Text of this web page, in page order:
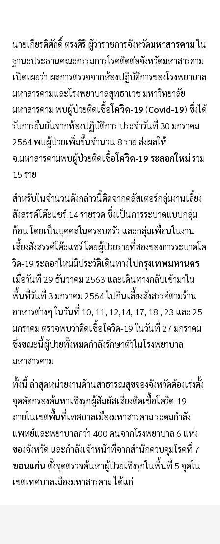
นายเกียรติศักดิ์ ตรงศิริ ผู้ว่าราชการจังหวัดมหาสารคามใน
ฐานะประธานคณะกรรมการโรคติดต่อจังหวัดมหาสารคาม
เปิดเผยว่า ผลการตรวจจากห้องปฏิบัติการของโรงพยาบาล
มหาสารคามและโรงพยาบาลสุทธาเวช มหาวิทยาลัย
มหาสารคาม พบผู้ป่วยติดเชื้อโควิด-19 (Covid-19) ซึ่งได้
รับการยืนยันจากห้องปฏิบัติการ ประจำวันที่ 30 มกราคม
2564 พบผู้ป่วยเพิ่มขึ้นจำนวน 8 ราย ส่งผลให้
จ.มหาสารคามพบผู้ป่วยติดเชื้อโควิด-19 ระลอกใหม่ รวม
15 ราย
สำหรับในจำนวนดังกล่าวนี้ติดจากคลัสเตอร์กลุ่มงานเลี้ยง
สังสรรค์โต๊ะแชร์ 14 รายรวด ซึ่งเป็นการระบาดแบบกลุ่ม
ก้อน โดยเป็นบุคคลในครอบครัว และกลุ่มเพื่อนในงาน
เลี้ยงสังสรรค์โต๊ะแชร์ โดยผู้ป่วยรายที่สองของการระบาดโค
วิด-19 ระลอกใหม่มีประวัติเดินทางไปกรุงเทพมหานคร
เมื่อวันที่ 29 ธันวาคม 2563 และเดินทางกลับเข้ามาใน
พื้นที่วันที่ 3 มกราคม 2564 ไปกินเลี้ยงสังสรรค์ตามร้าน
อาหารต่างๆ ในวันที่ 10, 11, 12,14, 17, 18 , 23 และ 25
มกราคม ตรวจพบว่าติดเชื้อโควิด-19 ในวันที่ 27 มกราคม
ซึ่งขณะนี้ผู้ป่วยทั้งหมดกำลังรักษาตัวในโรงพยาบาล
มหาสารคาม
ทั้งนี้ ล่าสุดหน่วยงานด้านสาธารณสุขของจังหวัดต้องเร่งตั้ง
จุดคัดกรองค้นหาเชิงรุกผู้สัมผัสเสี่ยงติดเชื้อโควิด-19
ภายในเขตพื้นที่เทศบาลเมืองมหาสารคาม ระดมกำลัง
แพทย์และพยาบาลกว่า 400 คนจากโรงพยาบาล 6 แห่ง
ของจังหวัด และกำลังเจ้าหน้าที่จากสำนักควบคุมโรคที่ 7
ขอนแก่น ตั้งจุดตรวจค้นหาผู้ป่วยเชิงรุกในพื้นที่ 5 จุดใน
เขตเทศบาลเมืองมหาสารคาม ได้แก่